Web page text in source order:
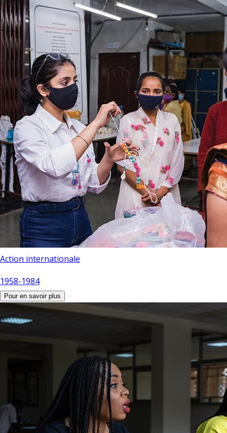
Action internationale
1958-1984
Pour en savoir plus